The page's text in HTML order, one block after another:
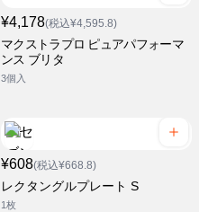
¥4,178(税込¥4,595.8)
マクストラプロ ピュアパフォーマ
ンス ブリタ
3個入
¥608(税込¥668.8)
レクタングルプレート S
1枚